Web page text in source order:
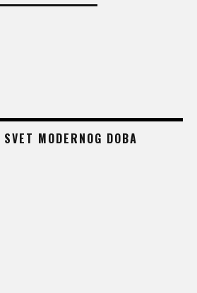
MODERNOG DOBA